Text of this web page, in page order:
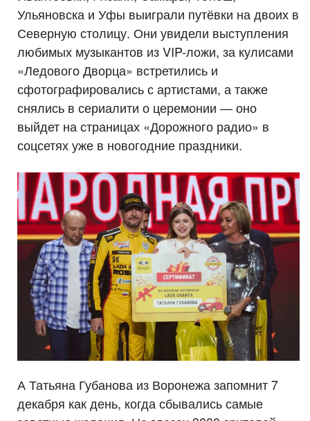
Ульяновска и Уфы выиграли путёвки на двоих в
Северную столицу. Они увидели выступления
любимых музыкантов из VIP-ложи, за кулисами
«Ледового Дворца» встретились и
сфотографировались с артистами, а также
снялись в сериалити о церемонии — оно
выйдет на страницах «Дорожного радио» в
соцсетях уже в новогодние праздники.
А Татьяна Губанова из Воронежа запомнит 7
декабря как день, когда сбывались самые